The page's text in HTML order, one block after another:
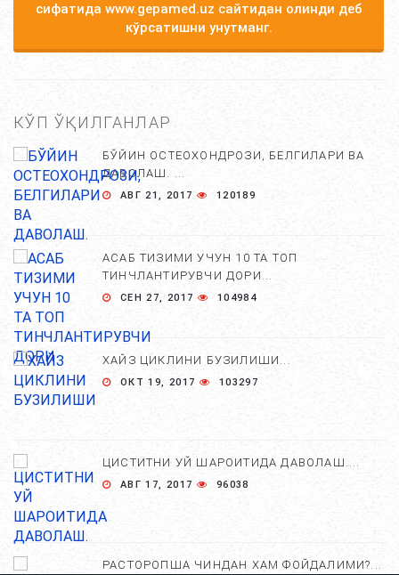
сифатида www.gepamed.uz сайтидан олинди деб
кўрсатишни унутманг.
КЎП ЎҚИЛГАНЛАР
БЎЙИН ОСТЕОХОНДРОЗИ, БЕЛГИЛАРИ ВА
ДАВОЛАШ. ...
АВГ 21, 2017 120189
АСАБ ТИЗИМИ УЧУН 10 ТА ТОП
ТИНЧЛАНТИРУВЧИ ДОРИ...
СЕН 27, 2017 104984
ХАЙЗ ЦИКЛИНИ БУЗИЛИШИ...
ОКТ 19, 2017 103297
ЦИСТИТНИ УЙ ШАРОИТИДА ДАВОЛАШ....
АВГ 17, 2017 96038
РАСТОРОПША ЧИНДАН ХАМ ФОЙДАЛИМИ?...